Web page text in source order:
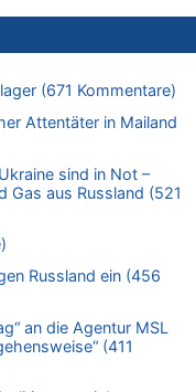
steckt hinter den
zu
steckt hinter den
und gewinnt
zu
steckt hinter den
(671 Kommentare)
Attentäter in Mailand
sind in Not –
Gas aus Russland (521
Russland ein (456
an die Agentur MSL
(411